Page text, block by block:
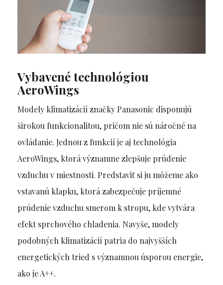
Vybavené technológiou
AeroWings
Modely klimatizácií značky Panasonic disponujú
širokou funkcionalitou, pričom nie sú náročné na
ovládanie. Jednou z funkcií je aj technológia
AeroWings, ktorá významne zlepšuje prúdenie
vzduchu v miestnosti. Predstaviť si ju môžeme ako
vstavanú klapku, ktorá zabezpečuje príjemné
prúdenie vzduchu smerom k stropu, kde vytvára
efekt sprchového chladenia. Navyše, modely
podobných klimatizácií patria do najvyšších
energetických tried s významnou úsporou energie,
ako je A++.